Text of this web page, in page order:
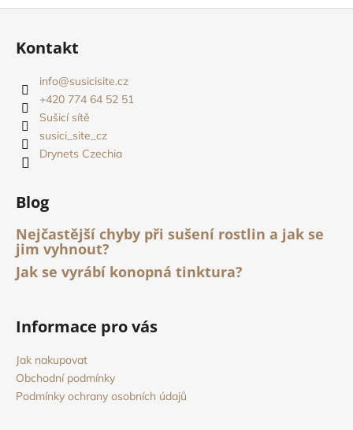
Z
Kontakt
info@susicisite.cz
+420 774 64 52 51
Sušicí sítě
susici_site_cz
Drynets Czechia
Blog
Nejčastější chyby při sušení rostlin a jak se
jim vyhnout?
Jak se vyrábí konopná tinktura?
Informace pro vás
Jak nakupovat
Obchodní podmínky
Podmínky ochrany osobních údajů